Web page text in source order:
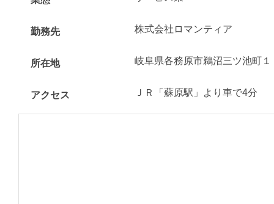
勤務先 株式会社ロマンティア
所在地 岐阜県各務原市鵜沼三ツ池町１
アクセス ＪＲ「蘇原駅」より車で4分